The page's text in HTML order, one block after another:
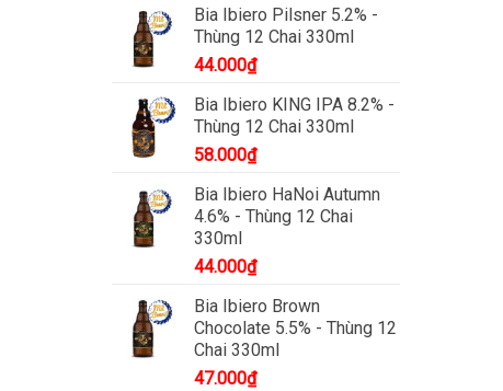
Bia Ibiero Pilsner 5.2% -
Thùng 12 Chai 330ml
44.000₫
Bia Ibiero KING IPA 8.2% -
Thùng 12 Chai 330ml
58.000₫
Bia Ibiero HaNoi Autumn
4.6% - Thùng 12 Chai
330ml
44.000₫
Bia Ibiero Brown
Chocolate 5.5% - Thùng 12
Chai 330ml
47.000₫